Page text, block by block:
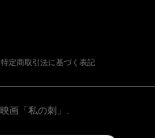
特定商取引法に基づく表記
映画「私の刺」 .